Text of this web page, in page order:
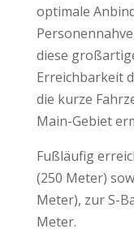
optimale
diese
Erreichbarkeit
die kurze
Main-Gebiet
Fußläufig
(250 Meter)
Meter), zur S-
Meter.